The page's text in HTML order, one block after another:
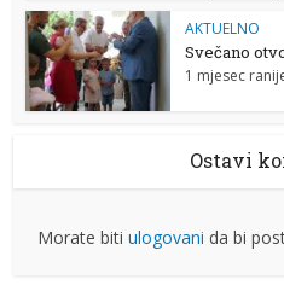
AKTUELNO
Svečano
1 mjesec
Ostavi
Morate bitiulogovani da bi